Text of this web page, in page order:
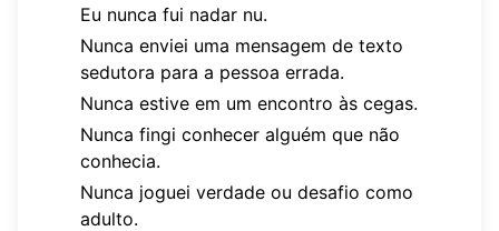
Eu nunca fui nadar nu.
Nunca enviei uma mensagem de texto
sedutora para a pessoa errada.
Nunca estive em um encontro às cegas.
Nunca fingi conhecer alguém que não
conhecia.
Nunca joguei verdade ou desafio como
adulto.